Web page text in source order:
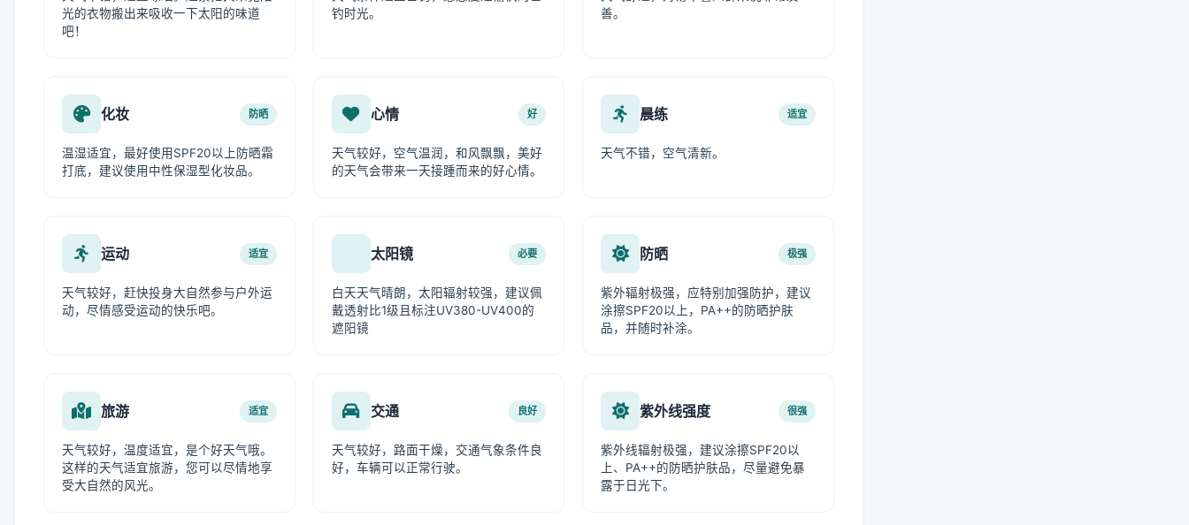
光的衣物搬出来吸收一下太阳的味道
吧！
钓时光。
善。
化妆 防晒
温湿适宜，最好使用SPF20以上防晒霜
打底，建议使用中性保湿型化妆品。
心情 好
天气较好，空气温润，和风飘飘，美好
的天气会带来一天接踵而来的好心情。
晨练 适宜
天气不错，空气清新。
运动 适宜
天气较好，赶快投身大自然参与户外运
动，尽情感受运动的快乐吧。
太阳镜 必要
白天天气晴朗，太阳辐射较强，建议佩
戴透射比1级且标注UV380-UV400的
遮阳镜
防晒 极强
紫外辐射极强，应特别加强防护，建议
涂擦SPF20以上，PA++的防晒护肤
品，并随时补涂。
旅游 适宜
天气较好，温度适宜，是个好天气哦。
这样的天气适宜旅游，您可以尽情地享
受大自然的风光。
交通 良好
天气较好，路面干燥，交通气象条件良
好，车辆可以正常行驶。
紫外线强度 很强
紫外线辐射极强，建议涂擦SPF20以
上、PA++的防晒护肤品，尽量避免暴
露于日光下。